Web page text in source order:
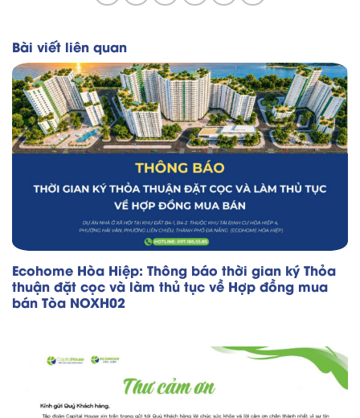
Bài viết liên quan
Ecohome Hòa Hiệp: Thông báo thời gian ký Thỏa
thuận đặt cọc và làm thủ tục về Hợp đồng mua
bán Tòa NOXH02